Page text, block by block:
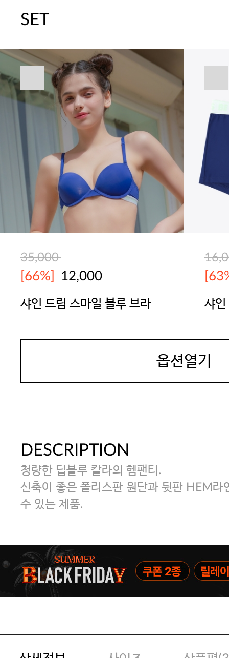
[썸머블프] 1만원 할인 쿠폰(8.1~31)
[썸머블프] 2만원 할인 쿠폰(8.1~31)
SET
35,000
[66%] 12,000
샤인 드림 스마일 블루 브라 샤인
옵션열기
DESCRIPTION
청량한 딥블루 칼라의 헴팬티.
신축이 좋은 폴리스판 원단과 뒷판 HEM라
수 있는 제품.